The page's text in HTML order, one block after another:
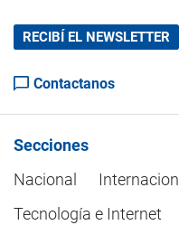
RECIBÍ EL NEWSLETTER
Contactanos
Secciones
Nacional
Tecnología e Internet